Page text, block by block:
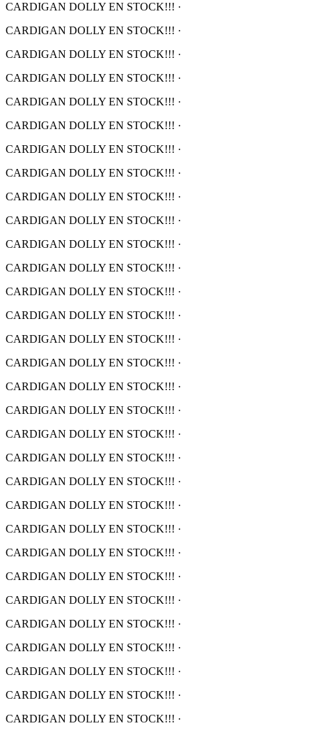
CARDIGAN DOLLY EN STOCK!!! ·
CARDIGAN DOLLY EN STOCK!!! ·
CARDIGAN DOLLY EN STOCK!!! ·
CARDIGAN DOLLY EN STOCK!!! ·
CARDIGAN DOLLY EN STOCK!!! ·
CARDIGAN DOLLY EN STOCK!!! ·
CARDIGAN DOLLY EN STOCK!!! ·
CARDIGAN DOLLY EN STOCK!!! ·
CARDIGAN DOLLY EN STOCK!!! ·
CARDIGAN DOLLY EN STOCK!!! ·
CARDIGAN DOLLY EN STOCK!!! ·
CARDIGAN DOLLY EN STOCK!!! ·
CARDIGAN DOLLY EN STOCK!!! ·
CARDIGAN DOLLY EN STOCK!!! ·
CARDIGAN DOLLY EN STOCK!!! ·
CARDIGAN DOLLY EN STOCK!!! ·
CARDIGAN DOLLY EN STOCK!!! ·
CARDIGAN DOLLY EN STOCK!!! ·
CARDIGAN DOLLY EN STOCK!!! ·
CARDIGAN DOLLY EN STOCK!!! ·
CARDIGAN DOLLY EN STOCK!!! ·
CARDIGAN DOLLY EN STOCK!!! ·
CARDIGAN DOLLY EN STOCK!!! ·
CARDIGAN DOLLY EN STOCK!!! ·
CARDIGAN DOLLY EN STOCK!!! ·
CARDIGAN DOLLY EN STOCK!!! ·
CARDIGAN DOLLY EN STOCK!!! ·
CARDIGAN DOLLY EN STOCK!!! ·
CARDIGAN DOLLY EN STOCK!!! ·
CARDIGAN DOLLY EN STOCK!!! ·
CARDIGAN DOLLY EN STOCK!!! ·